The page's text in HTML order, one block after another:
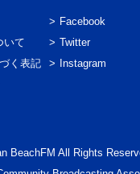
いて
く表記
Facebook
Twitter
Instagram
BeachFM All Rights